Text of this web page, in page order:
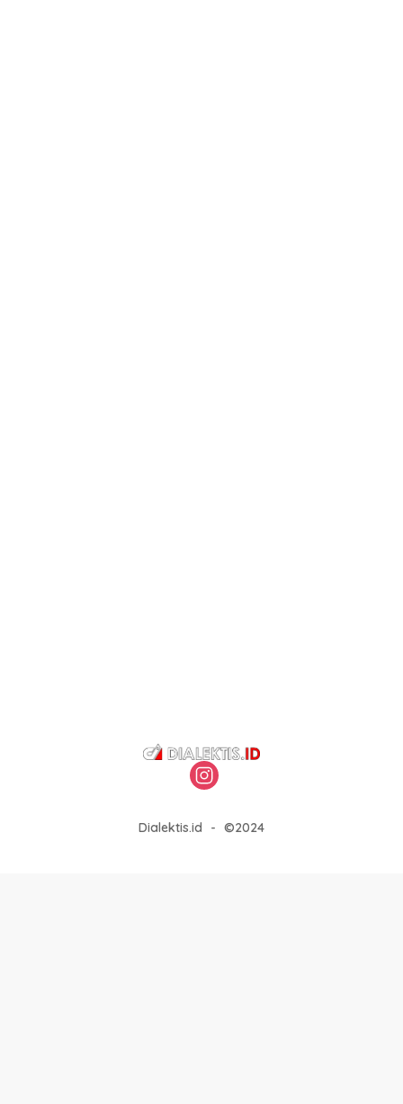
Dialektis.id - ©2024